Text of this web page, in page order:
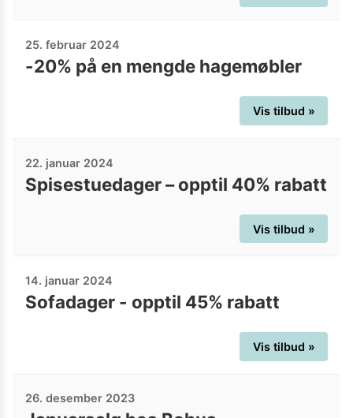
25. februar 2024
-20% på en mengde hagemøbler
Vis tilbud »
22. januar 2024
Spisestuedager – opptil 40% rabatt
Vis tilbud »
14. januar 2024
Sofadager - opptil 45% rabatt
Vis tilbud »
26. desember 2023